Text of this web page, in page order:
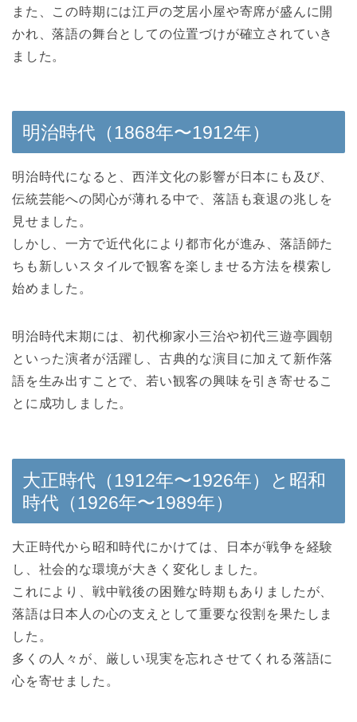
また、この時期には江戸の芝居小屋や寄席が盛んに開
かれ、落語の舞台としての位置づけが確立されていき
ました。
明治時代（1868年〜1912年）
明治時代になると、西洋文化の影響が日本にも及び、
伝統芸能への関心が薄れる中で、落語も衰退の兆しを
見せました。
しかし、一方で近代化により都市化が進み、落語師た
ちも新しいスタイルで観客を楽しませる方法を模索し
始めました。
明治時代末期には、初代柳家小三治や初代三遊亭圓朝
といった演者が活躍し、古典的な演目に加えて新作落
語を生み出すことで、若い観客の興味を引き寄せるこ
とに成功しました。
大正時代（1912年〜1926年）と昭和
時代（1926年〜1989年）
大正時代から昭和時代にかけては、日本が戦争を経験
し、社会的な環境が大きく変化しました。
これにより、戦中戦後の困難な時期もありましたが、
落語は日本人の心の支えとして重要な役割を果たしま
した。
多くの人々が、厳しい現実を忘れさせてくれる落語に
心を寄せました。